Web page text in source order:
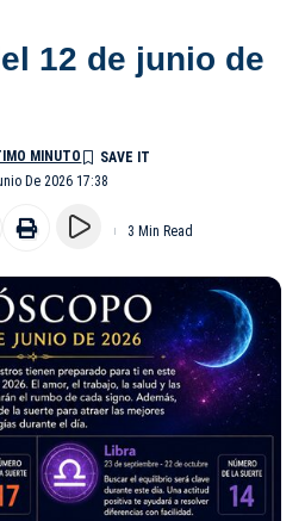
12 de junio de
De 2026 17:38
MINUTO
3 Min Read